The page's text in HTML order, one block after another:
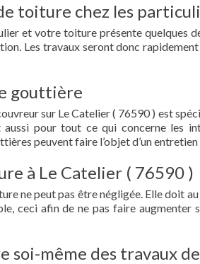
toiture chez les
et votre toiture présente quelques
Les travaux seront donc
gouttière
sur Le Catelier ( 76590 ) est
aussi pour tout ce qui concerne les
peuvent faire l’objet d’un
à Le Catelier ( 76590 )
ne peut pas être négligée. Elle doit
ceci afin de ne pas faire
soi-même des travaux